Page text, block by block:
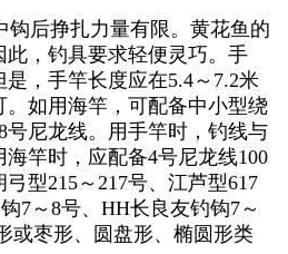
后挣扎力量有限。黄花鱼的
，钓具要求轻便灵巧。手
，手竿长度应在5.4～7.2米
。如用海竿，可配备中小型绕
号尼龙线。用手竿时，钓线与
竿时，应配备4号尼龙线100
型215～217号、江芦型617
7～8号、HH长良友钓钩7～
或枣形、圆盘形、椭圆形类